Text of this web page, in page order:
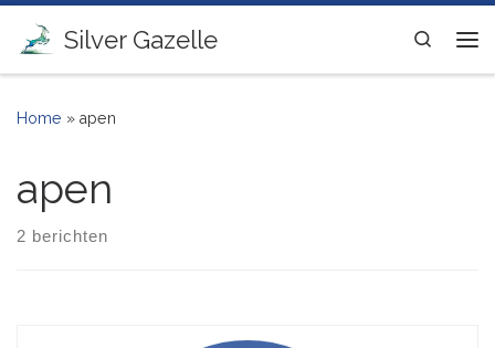
Ga naar inhoud
Silver Gazelle
Search
Home » apen
apen
2 berichten